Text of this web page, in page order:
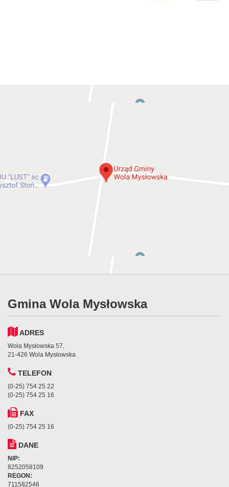
Gmina Wola Mysłowska
ADRES
Wola Mysłowska 57,
21-426 Wola Mysłowska
TELEFON
(0-25) 754 25 22
(0-25) 754 25 16
FAX
(0-25) 754 25 16
DANE
NIP:
8252058109
REGON:
711582546